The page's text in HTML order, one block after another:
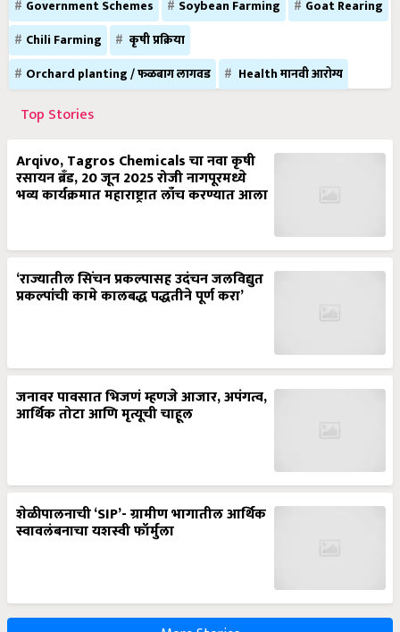
Chili Farming
कृषी प्रक्रिया
Orchard planting / फळबाग लागवड
Health मानवी आरोग्य
Top Stories
रसायन ब्रँड, 20 जून 2025 रोजी नागपूरमध्ये
भव्य कार्यक्रमात महाराष्ट्रात लाँच करण्यात आला
प्रकल्पांची कामे कालबद्ध पद्धतीने पूर्ण करा’
जनावर पावसात भिजणं म्हणजे आजार, अपंगत्व,
आर्थिक तोटा आणि मृत्यूची चाहूल
स्वावलंबनाचा यशस्वी फॉर्मुला
More Stories